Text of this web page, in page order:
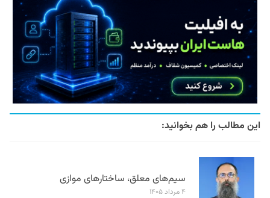
این مطالب را هم بخوانید:
سیم‌های معلق، ساختارهای موازی
۴ مرداد ۱۴۰۵